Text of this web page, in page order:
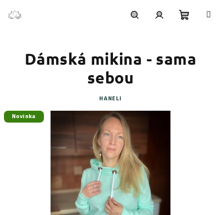
košík
Dámská mikina - sama
sebou
HANELI
Novinka